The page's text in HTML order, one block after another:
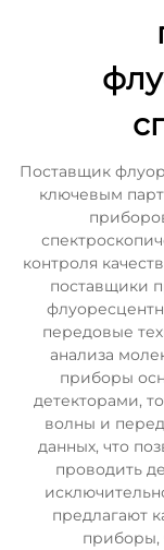
Поставщик
ключевым
контроля
поставщики
передовые
анализа
приборы
детекторами,
волны и
данных, что
проводить
предлагают
приборы,